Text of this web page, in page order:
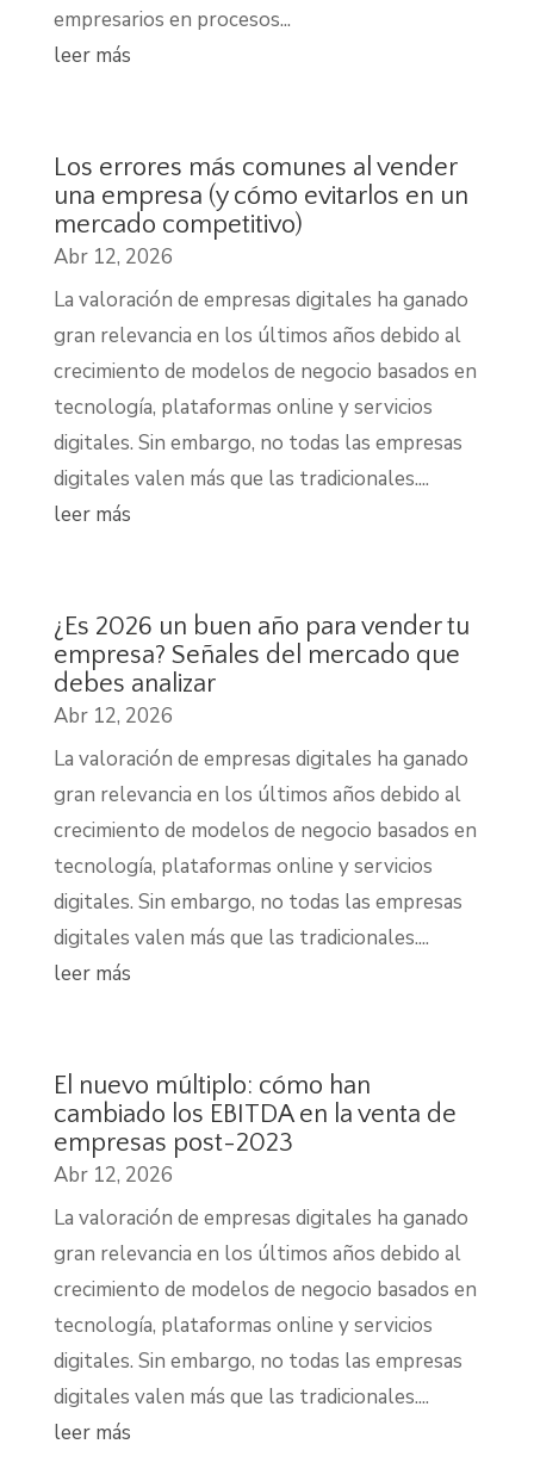
empresarios en procesos...
leer más
Los errores más comunes al vender
una empresa (y cómo evitarlos en un
mercado competitivo)
Abr 12, 2026
La valoración de empresas digitales ha ganado
gran relevancia en los últimos años debido al
crecimiento de modelos de negocio basados en
tecnología, plataformas online y servicios
digitales. Sin embargo, no todas las empresas
digitales valen más que las tradicionales....
leer más
¿Es 2026 un buen año para vender tu
empresa? Señales del mercado que
debes analizar
Abr 12, 2026
La valoración de empresas digitales ha ganado
gran relevancia en los últimos años debido al
crecimiento de modelos de negocio basados en
tecnología, plataformas online y servicios
digitales. Sin embargo, no todas las empresas
digitales valen más que las tradicionales....
leer más
El nuevo múltiplo: cómo han
cambiado los EBITDA en la venta de
empresas post-2023
Abr 12, 2026
La valoración de empresas digitales ha ganado
gran relevancia en los últimos años debido al
crecimiento de modelos de negocio basados en
tecnología, plataformas online y servicios
digitales. Sin embargo, no todas las empresas
digitales valen más que las tradicionales....
leer más